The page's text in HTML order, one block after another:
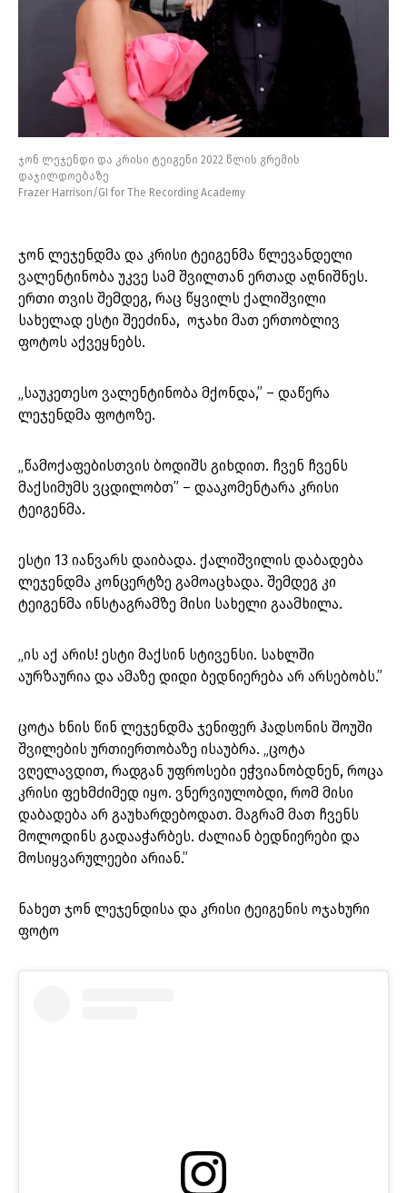
ჯონ ლეჯენდი და კრისი ტეიგენი 2022 წლის გრემის
დაჯილდოებაზე
Frazer Harrison/GI for The Recording Academy
ჯონ ლეჯენდმა და კრისი ტეიგენმა წლევანდელი
ვალენტინობა უკვე სამ შვილთან ერთად აღნიშნეს.
ერთი თვის შემდეგ, რაც წყვილს ქალიშვილი
სახელად ესტი შეეძინა, ოჯახი მათ ერთობლივ
ფოტოს აქვეყნებს.
„საუკეთესო ვალენტინობა მქონდა,” – დაწერა
ლეჯენდმა ფოტოზე.
„წამოქაფებისთვის ბოდიშს გიხდით. ჩვენ ჩვენს
მაქსიმუმს ვცდილობთ” – დააკომენტარა კრისი
ტეიგენმა.
ესტი 13 იანვარს დაიბადა. ქალიშვილის დაბადება
ლეჯენდმა კონცერტზე გამოაცხადა. შემდეგ კი
ტეიგენმა ინსტაგრამზე მისი სახელი გაამხილა.
„ის აქ არის! ესტი მაქსინ სტივენსი. სახლში
აურზაურია და ამაზე დიდი ბედნიერება არ არსებობს.”
ცოტა ხნის წინ ლეჯენდმა ჯენიფერ ჰადსონის შოუში
შვილების ურთიერთობაზე ისაუბრა. „ცოტა
ვღელავდით, რადგან უფროსები ეჭვიანობდნენ, როცა
კრისი ფეხმძიმედ იყო. ვნერვიულობდი, რომ მისი
დაბადება არ გაუხარდებოდათ. მაგრამ მათ ჩვენს
მოლოდინს გადააჭარბეს. ძალიან ბედნიერები და
მოსიყვარულეები არიან.”
ნახეთ ჯონ ლეჯენდისა და კრისი ტეიგენის ოჯახური
ფოტო